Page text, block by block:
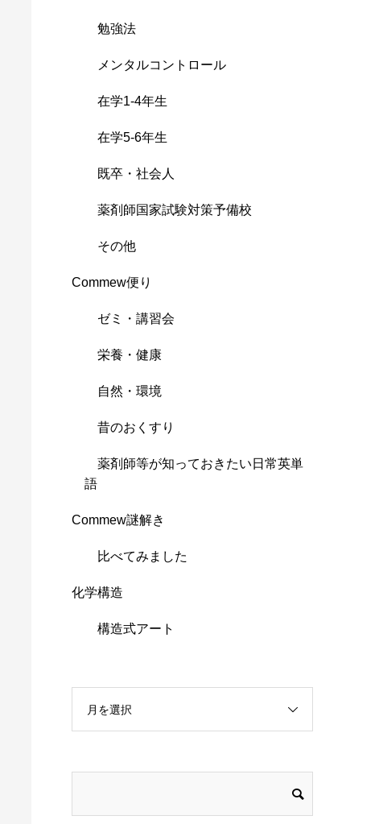
勉強法
メンタルコントロール
在学1-4年生
在学5-6年生
既卒・社会人
薬剤師国家試験対策予備校
その他
Commew便り
ゼミ・講習会
栄養・健康
自然・環境
昔のおくすり
薬剤師等が知っておきたい日常英単
語
Commew謎解き
比べてみました
化学構造
構造式アート
月を選択